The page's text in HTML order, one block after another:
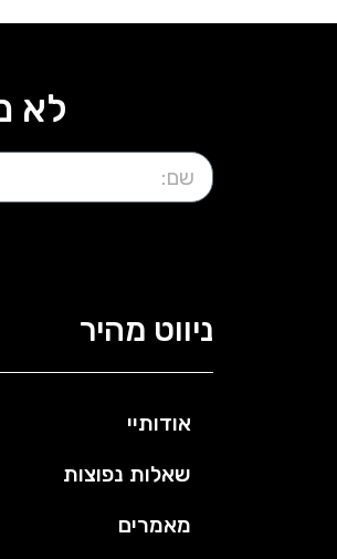
לא
ניווט מהיר
אודותיי
שאלות נפוצות
מאמרים